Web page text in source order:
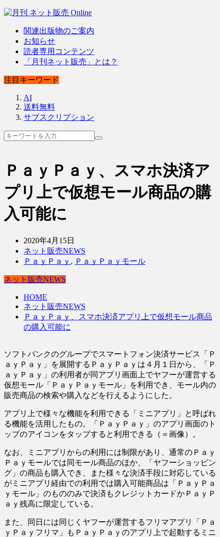
関連出版物のご案内
お知らせ
読者専用コンテンツ
「月刊ネット販売」とは？
注目キーワード
AI
送料無料
サブスクリプション
ＰａｙＰａｙ、スマホ決済ア
プリ上で仮想モール商品の購
入可能に
2020年4月15日
ネット販売NEWS
ＰａｙＰａｙ , ＰａｙＰａｙモール
ネット販売NEWS
HOME
ネット販売NEWS
ＰａｙＰａｙ、スマホ決済アプリ上で仮想モール商品
の購入可能に
ソフトバンクのグループでスマートフォン決済サービス「Ｐ
ａｙＰａｙ」を展開するＰａｙＰａｙは４月１日から、「Ｐ
ａｙＰａｙ」の利用者が同アプリ画面上でヤフーが運営する
仮想モール「ＰａｙＰａｙモール」を利用でき、モール内の
販売商品の検索や購入などを行えるようにした。
アプリ上で様々な機能を利用できる「ミニアプリ」と呼ばれ
る機能を活用したもの。「ＰａｙＰａｙ」のアプリ画面のト
ップのアイコンをタップすると利用できる（＝画像）。
なお、ミニアプリからの利用には制限があり、通常のＰａｙ
Ｐａｙモールでは同モール商品のほか、「ヤフーショッピン
グ」の商品も購入でき、また様々な決済手段に対応している
がミニアプリ経由での利用では購入可能商品は「ＰａｙＰａ
ｙモール」のもののみで決済もクレジットカードかＰａｙＰ
ａｙ残高に限定している。
また、同日には同じくヤフーが運営するフリマアプリ「Ｐａ
ｙＰａｙフリマ」もＰａｙＰａｙのアプリ上で起動するミニ